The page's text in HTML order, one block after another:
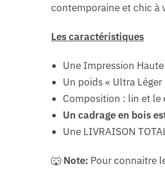
contemporaine et chic à
Les caractéristiques
Une Impression
Un poids « Ultra Léger
Composition : lin et
Un cadrage en bois
Une LIVRAISON
🐺 Note: Pour connaitre